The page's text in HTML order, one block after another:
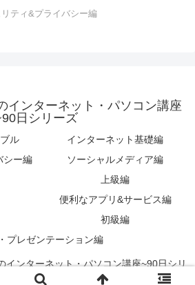
ティ&プライバシー編
インターネット・パソコン講座
日シリーズ
ル
インターネット基礎編
シー編
ソーシャルメディア編
上級編
便利なアプリ&サービス編
初級編
プレゼンテーション編
インターネット・パソコン講座~90日シリ
ーズ.